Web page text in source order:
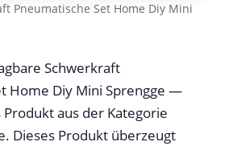
Pneumatische Set Home Diy Mini
Schwerkraft
Home Diy Mini Sprengge —
aus der Kategorie
Dieses Produkt überzeugt